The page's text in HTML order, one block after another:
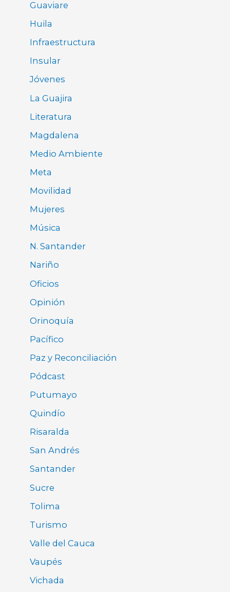
Guaviare
Huila
Infraestructura
Insular
Jóvenes
La Guajira
Literatura
Magdalena
Medio Ambiente
Meta
Movilidad
Mujeres
Música
N. Santander
Nariño
Oficios
Opinión
Orinoquía
Pacífico
Paz y Reconciliación
Pódcast
Putumayo
Quindío
Risaralda
San Andrés
Santander
Sucre
Tolima
Turismo
Valle del Cauca
Vaupés
Vichada